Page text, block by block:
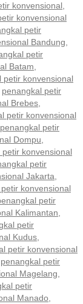
konvensional,
konvensional
petir
Bandung,
petir
Batam,
petir konvensional
penangkal petir
Brebes,
petir konvensional
penangkal petir
Dompu,
petir konvensional
petir
Jakarta,
konvensional
petir
Kalimantan,
petir
Kudus,
petir konvensional
penangkal petir
Magelang,
petir
Manado,